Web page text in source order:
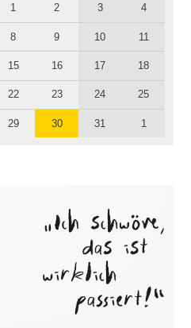
1 2 3 4
8 9 10 11
15 16 17 18
22 23 24 25
29 30 31 1